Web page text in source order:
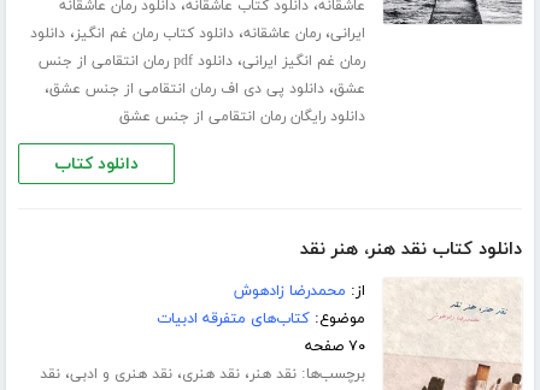
عاشقانه،دانلود کتاب عاشقانه،دانلود رمان عاشقانه
ایرانی،رمان عاشقانه،دانلود کتاب رمان غم انگیز،دانلود
رمان غم انگیز ایرانی،
دانلود pdf رمان انتقامی از جنس
عشق،دانلود پی دی اف رمان انتقامی از جنس عشق،
دانلود رایگان رمان انتقامی از جنس عشق
دانلود کتاب
دانلود کتاب نقد هنر، هنر نقد
از: محمدرضا زادهوش
موضوع:کتاب‌های متفرقه ادبیات
۷۰ صفحه
برچسب‌ها:نقد هنر،نقد هنری،نقد هنری و ادبی،نقد